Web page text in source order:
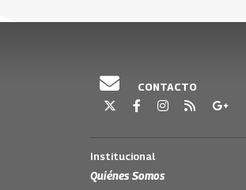
CONTACTO
Institucional
Quiénes Somos